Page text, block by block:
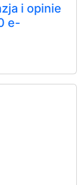
i opinie
e-